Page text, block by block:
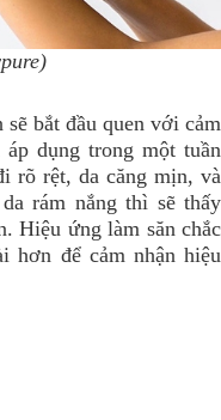
bắt đầu quen với cảm
dụng trong một tuần
rõ rệt, da căng mịn, và
rám nắng thì sẽ thấy
Hiệu ứng làm săn chắc
hơn để cảm nhận hiệu